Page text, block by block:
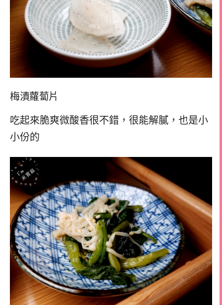
梅漬蘿蔔片
吃起來脆爽微酸香很不錯，很能解膩，也是小
小份的